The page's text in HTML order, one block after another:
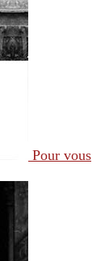
Pour vous